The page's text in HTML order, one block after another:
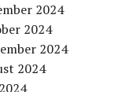
2024
2024
2024
2024